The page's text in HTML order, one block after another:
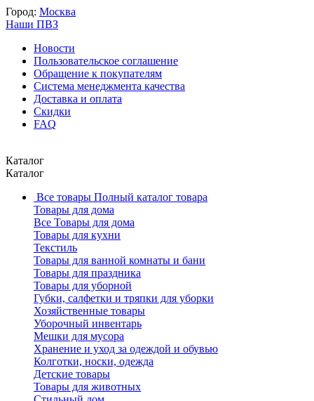
Город: Москва
Наши ПВЗ
Новости
Пользовательское соглашение
Обращение к покупателям
Система менеджмента качества
Доставка и оплата
Скидки
FAQ
Каталог
Каталог
Все товары Полный каталог товара
Товары для дома
Все Товары для дома
Товары для кухни
Текстиль
Товары для ванной комнаты и бани
Товары для праздника
Товары для уборной
Губки, салфетки и тряпки для уборки
Хозяйственные товары
Уборочный инвентарь
Мешки для мусора
Хранение и уход за одеждой и обувью
Колготки, носки, одежда
Детские товары
Товары для животных